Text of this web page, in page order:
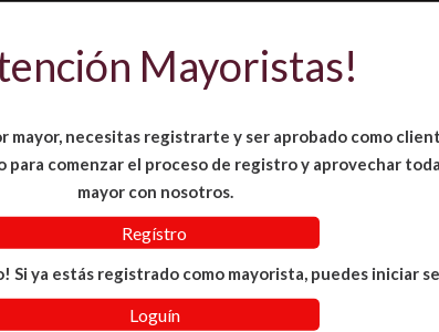
Mayoristas!
mayor, necesitas registrarte y ser aprobado como
comenzar el proceso de registro y aprovechar
mayor con nosotros.
Regístro
ya estás registrado como mayorista, puedes iniciar
Loguín